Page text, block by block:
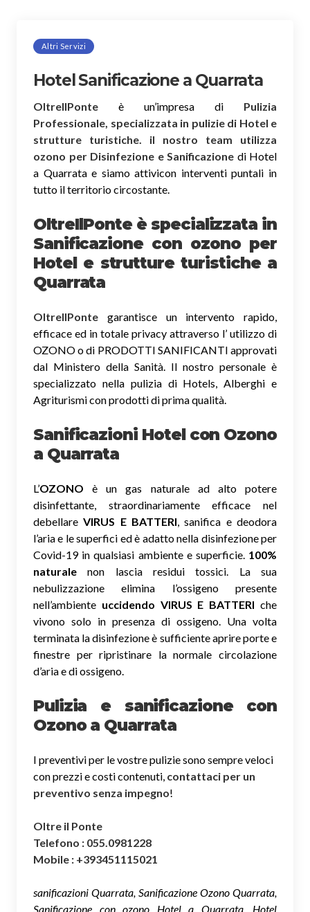
Altri Servizi
Hotel Sanificazione a Quarrata
OltreIlPonte è un’impresa di Pulizia
Professionale, specializzata in pulizie di Hotel e
strutture turistiche. il nostro team utilizza
ozono per Disinfezione e Sanificazione di Hotel
a Quarrata e siamo attivicon interventi puntali in
tutto il territorio circostante.
OltreIlPonte è specializzata in
Sanificazione con ozono per
Hotel e strutture turistiche a
Quarrata
OltreIlPonte garantisce un intervento rapido,
efficace ed in totale privacy attraverso l’ utilizzo di
OZONO o di PRODOTTI SANIFICANTI approvati
dal Ministero della Sanità. Il nostro personale è
specializzato nella pulizia di Hotels, Alberghi e
Agriturismi con prodotti di prima qualità.
Sanificazioni Hotel con Ozono
a Quarrata
L’OZONO è un gas naturale ad alto potere
disinfettante, straordinariamente efficace nel
debellareVIRUS E BATTERI, sanifica e deodora
l’aria e le superfici ed è adatto nella disinfezione per
Covid-19 in qualsiasi ambiente e superficie. 100%
naturale non lascia residui tossici. La sua
nebulizzazione elimina l’ossigeno presente
nell’ambiente uccidendo VIRUS E BATTERI che
vivono solo in presenza di ossigeno. Una volta
terminata la disinfezione è sufficiente aprire porte e
finestre per ripristinare la normale circolazione
d’aria e di ossigeno.
Pulizia e sanificazione con
Ozono a Quarrata
I preventivi per le vostre pulizie sono sempre veloci
con prezzi e costi contenuti, contattaci per un
preventivo senza impegno!
Oltre il Ponte
Telefono : 055.0981228
Mobile : +393451115021
sanificazioni Quarrata, Sanificazione Ozono Quarrata,
Sanificazione con ozono Hotel a Quarrata, Hotel